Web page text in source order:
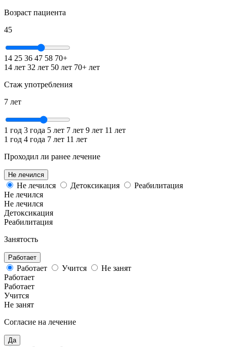
Возраст пациента
45
14 25 36 47 58 70+
14 лет 32 лет 50 лет 70+ лет
Стаж употребления
7 лет
1 год 3 года 5 лет 7 лет 9 лет 11 лет
1 год 4 года 7 лет 11 лет
Проходил ли ранее лечение
Не лечился
Не лечился Детоксикация
Реабилитация
Не лечился
Не лечился
Детоксикация
Реабилитация
Занятость
Работает
Работает Учится
Не занят
Работает
Работает
Учится
Не занят
Согласие на лечение
Да